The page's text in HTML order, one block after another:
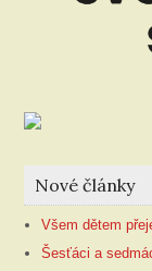
Nové články
Všem dětem
Šesťáci a